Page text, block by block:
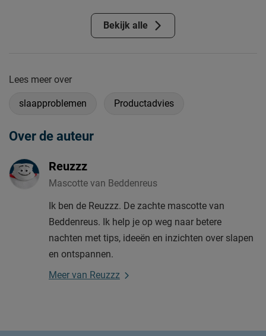
Bekijk alle
Lees meer over
slaapproblemen Productadvies
Over de auteur
Reuzzz
Mascotte van Beddenreus
Ik ben de Reuzzz. De zachte mascotte van
Beddenreus. Ik help je op weg naar betere
nachten met tips, ideeën en inzichten over slapen
en ontspannen.
Meer van Reuzzz